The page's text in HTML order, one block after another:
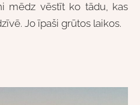
mēdz vēstīt ko tādu, kas
Jo īpaši grūtos laikos.